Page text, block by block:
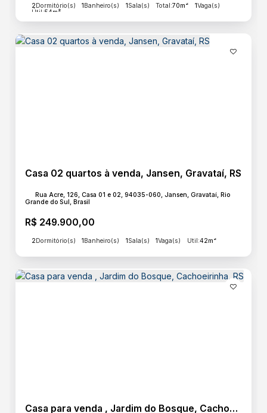
2Dormitório(s) 1Banheiro(s) 1Sala(s) Total:70m² 1Vaga(s)
Útil:54m²
Casa 02 quartos à venda, Jansen, Gravataí, RS
R$ 249.900,00
Rua Acre, 126, Casa 01 e 02, 94035-060, Jansen, Gravataí, Rio
Grande do Sul, Brasil
2Dormitório(s) 1Banheiro(s) 1Sala(s) 1Vaga(s) Útil:42m²
Casa para venda , Jardim do Bosque, Cachoeirinha, RS